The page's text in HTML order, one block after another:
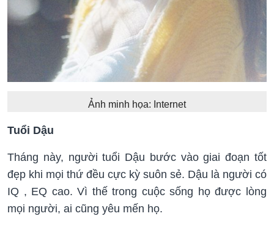
Ảnh minh họa: Internet
Tuổi Dậu
Tháng này, người tuổi Dậu bước vào giai đoạn tốt
đẹp khi mọi thứ đều cực kỳ suôn sẻ. Dậu là người có
IQ , EQ cao. Vì thế trong cuộc sống họ được lòng
mọi người, ai cũng yêu mến họ.